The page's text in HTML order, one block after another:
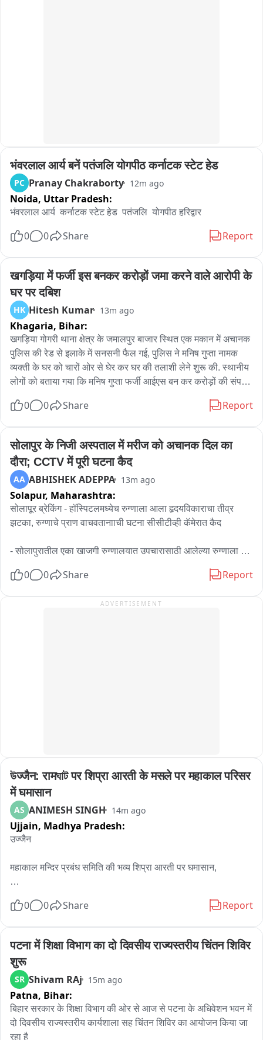
भंवरलाल आर्य बनें पतंजलि योगपीठ कर्नाटक स्टेट हेड
PC Pranay Chakraborty 12m ago
Noida, Uttar Pradesh:
भंवरलाल आर्य  कर्नाटक स्टेट हेड  पतंजलि  योगपीठ हरिद्वार
0 0 Share Report
खगड़िया में फर्जी इस बनकर करोड़ों जमा करने वाले आरोपी के
घर पर दबिश
HK Hitesh Kumar 13m ago
Khagaria, Bihar:
खगड़िया गोगरी थाना क्षेत्र के जमालपुर बाजार स्थित एक मकान में अचानक
पुलिस की रेड से इलाके में सनसनी फैल गई, पुलिस ने मनिष गुप्ता नामक
व्यक्ती के घर को चारों ओर से घेर कर घर की तलाशी लेने शुरू की. स्थानीय
लोगों को बताया गया कि मनिष गुप्ता फर्जी आईएस बन कर करोड़ों की संपत्ति
आधार पर ये रेड की गई है. इसबीच पुलिस ने मनिष को हिरासत में लेते हुए
का बोर्ड लगा है उसे भी जप्त कर लिया है साथ ही घर से कई महत्वपूर्ण
कागजात भी जप्त किए गए हैं. अब पुलिस की ओर से जब आधिकारिक रूप से
जानकारी दी जाएगी तब ही स्पष्ट होगा कि पुलिस ने किस आधार पर कार्रवाई
की और छापेमारी में क्या सब बरामद हुआ.
0 0 Share Report
सोलापुर के निजी अस्पताल में मरीज को अचानक दिल का
दौरा; CCTV में पूरी घटना कैद
AA ABHISHEK ADEPPA 13m ago
Solapur, Maharashtra:
सोलापूर ब्रेकिंग - हॉस्पिटलमध्येच रुग्णाला आला हृदयविकाराचा तीव्र
झटका, रुग्णाचे प्राण वाचवतानााची घटना सीसीटीव्ही कॅमेरात कैद
- सोलापुरातील एका खाजगी रुग्णालयात उपचारासाठी आलेल्या रुग्णाला
0 0 Share Report
ADVERTISEMENT
উज्जैन: रामঘাট पर शिप्रा आरती के मसले पर महाकाल परिसर
में घमासान
AS ANIMESH SINGH 14m ago
Ujjain, Madhya Pradesh:
उज्जैन
महाकाल मन्दिर प्रबंध समिति की भव्य शिप्रा आरती पर घमासान,
ने किया विरोध प्रदर्शन,
पंडो के एक गुट ने महाकाल मंदिर समिति द्वारा की रही शिप्रा नदी की आरती
का किया विरोध,
विरोध स्वरूप रामघाट पर एक घंटे का किया गया जल सत्याग्रह,
महाकाल मंदिर समिति द्वारा सिंहस्थ की तर्ज पर हरिद्वार जैसी भव्य आरती की
जा रही है,
0 0 Share Report
पटना में शिक्षा विभाग का दो दिवसीय राज्यस्तरीय चिंतन शिविर
शुरू
SR Shivam RAj 15m ago
Patna, Bihar:
बिहार सरकार के शिक्षा विभाग की ओर से आज से पटना के अधिवेशन भवन में
दो दिवसीय राज्यस्तरीय कार्यशाला सह चिंतन शिविर का आयोजन किया जा
रहा है